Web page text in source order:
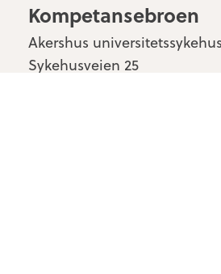
Kompetansebroen
Akershus
Sykehusveien 25